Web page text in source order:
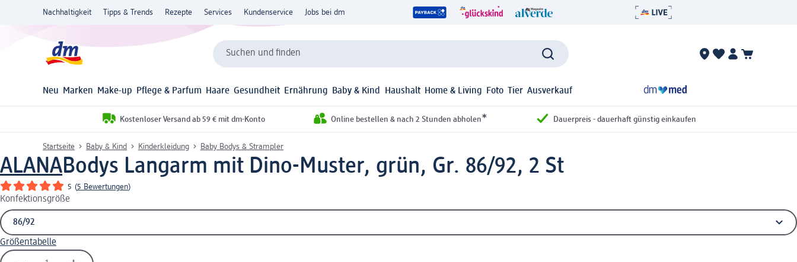
Nachhaltigkeit Tipps & Trends Rezepte Services Kundenservice Jobs bei dm
Suchen und finden
Neu Marken Make-up Pflege & Parfum Haare Gesundheit Ernährung Baby & Kind Haushalt Home & Living Foto Tier Ausverkauf
Kostenloser Versand ab 59 € mit dm-Konto Online bestellen & nach 2 Stunden abholen* Dauerpreis - dauerhaft günstig einkaufen
Startseite Baby & Kind Kinderkleidung Baby Bodys & Strampler
ALANABodys Langarm mit Dino-Muster, grün, Gr. 86/92, 2 St
5 (5 Bewertungen)
Konfektionsgröße
Größentabelle